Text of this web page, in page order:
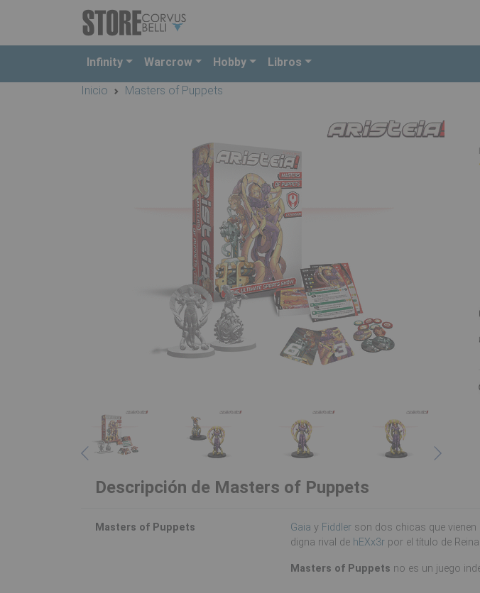
Infinity Warcrow Hobby Libros
Inicio Masters of Puppets
Descripción de Masters of Puppets
Masters of Puppets Gaia y Fiddler son dos chicas que vienen
digna rival de hEXx3r por el título de
Masters of Puppets no es un juego